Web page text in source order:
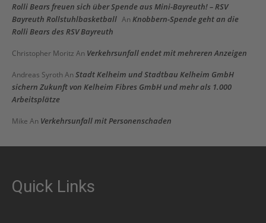
Rolli Bears freuen sich über Spende aus Mini-Bayreuth! – RSV
Bayreuth Rollstuhlbasketball An Knobbern-Spende geht an die
Rolli Bears des RSV Bayreuth
Christopher Moritz An Verkehrsunfall endet mit mehreren Anzeigen
Andreas Syroth An Stadt Kelheim und Stadtbau Kelheim GmbH
sichern Zukunft von Kelheim Fibres GmbH und mehr als 1.000
Arbeitsplätze
Mike An Verkehrsunfall mit Personenschaden
Quick Links